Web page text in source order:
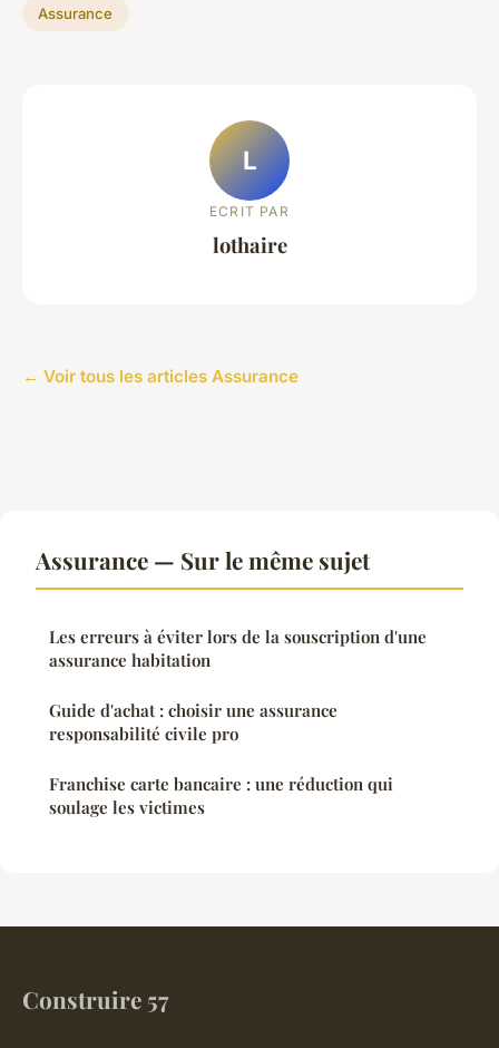
Assurance
L
ECRIT PAR
lothaire
← Voir tous les articles Assurance
Assurance — Sur le même sujet
Les erreurs à éviter lors de la souscription d'une
assurance habitation
Guide d'achat : choisir une assurance
responsabilité civile pro
Franchise carte bancaire : une réduction qui
soulage les victimes
Construire 57